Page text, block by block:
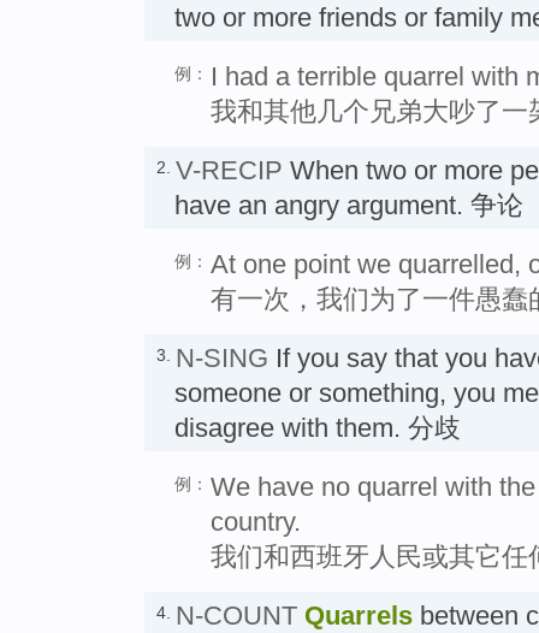
two or more friends or family
例：
I had a terrible quarrel with
我和其他几个兄弟大吵了一
2. V-RECIP When two or more
have an angry argument. 争论
例： At one point we quarrelled,
有一次，我们为了一件愚蠢
3. N-SING If you say that you
someone or something, you
disagree with them. 分歧
例： We have no quarrel with
country.
我们和西班牙人民或其它
4. N-COUNT Quarrels between